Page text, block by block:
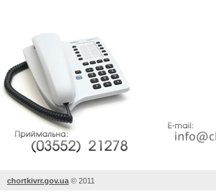
chortkivrr.gov.ua © 2011